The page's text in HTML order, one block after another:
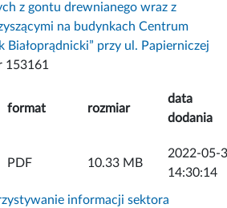
z gontu drewnianego wraz z
na budynkach Centrum
Białoprądnicki” przy ul. Papierniczej
153161
format rozmiar
data
dodania
ZAŁĄCZNIK
PDF 10.33 MB
2022-05-
14:30:14
informacji sektora